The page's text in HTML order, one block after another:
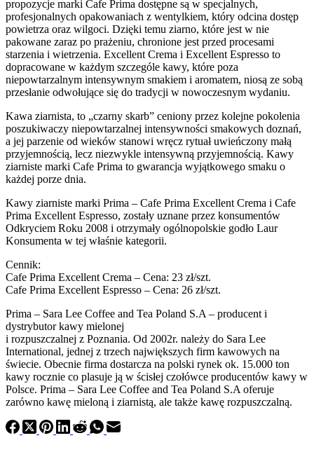
propozycje marki Cafe Prima dostępne są w specjalnych,
profesjonalnych opakowaniach z wentylkiem, który odcina dostęp
powietrza oraz wilgoci. Dzięki temu ziarno, które jest w nie
pakowane zaraz po prażeniu, chronione jest przed procesami
starzenia i wietrzenia. Excellent Crema i Excellent Espresso to
dopracowane w każdym szczególe kawy, które poza
niepowtarzalnym intensywnym smakiem i aromatem, niosą ze sobą
przesłanie odwołujące się do tradycji w nowoczesnym wydaniu.
Kawa ziarnista, to „czarny skarb” ceniony przez kolejne pokolenia
poszukiwaczy niepowtarzalnej intensywności smakowych doznań,
a jej parzenie od wieków stanowi wręcz rytuał uwieńczony małą
przyjemnością, lecz niezwykle intensywną przyjemnością. Kawy
ziarniste marki Cafe Prima to gwarancja wyjątkowego smaku o
każdej porze dnia.
Kawy ziarniste marki Prima – Cafe Prima Excellent Crema i Cafe
Prima Excellent Espresso, zostały uznane przez konsumentów
Odkryciem Roku 2008 i otrzymały ogólnopolskie godło Laur
Konsumenta w tej właśnie kategorii.
Cennik:
Cafe Prima Excellent Crema – Cena: 23 zł/szt.
Cafe Prima Excellent Espresso – Cena: 26 zł/szt.
Prima – Sara Lee Coffee and Tea Poland S.A – producent i
dystrybutor kawy mielonej
i rozpuszczalnej z Poznania. Od 2002r. należy do Sara Lee
International, jednej z trzech największych firm kawowych na
świecie. Obecnie firma dostarcza na polski rynek ok. 15.000 ton
kawy rocznie co plasuje ją w ścisłej czołówce producentów kawy w
Polsce. Prima – Sara Lee Coffee and Tea Poland S.A oferuje
zarówno kawę mieloną i ziarnistą, ale także kawę rozpuszczalną.